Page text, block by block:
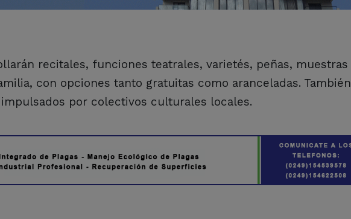
recitales, funciones teatrales, varietés, peñas, muestras
con opciones tanto gratuitas como aranceladas. También
por colectivos culturales locales.